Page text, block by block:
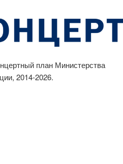
план Министерства
2014-2026.